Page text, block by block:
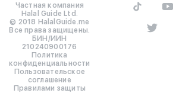
Частная компания
Halal Guide Ltd.
© 2018 HalalGuide.me
Все права защищены.
БИН/ИИН
210240900176
Политика
конфиденциальности
Пользовательское
соглашение
Правилами защиты